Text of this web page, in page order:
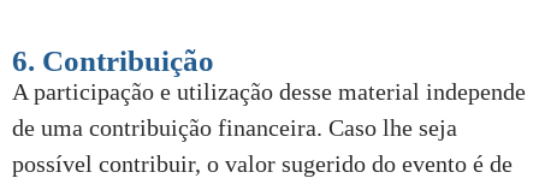
6. Contribuição
A participação e utilização desse material independe
de uma contribuição financeira. Caso lhe seja
possível contribuir, o valor sugerido do evento é de